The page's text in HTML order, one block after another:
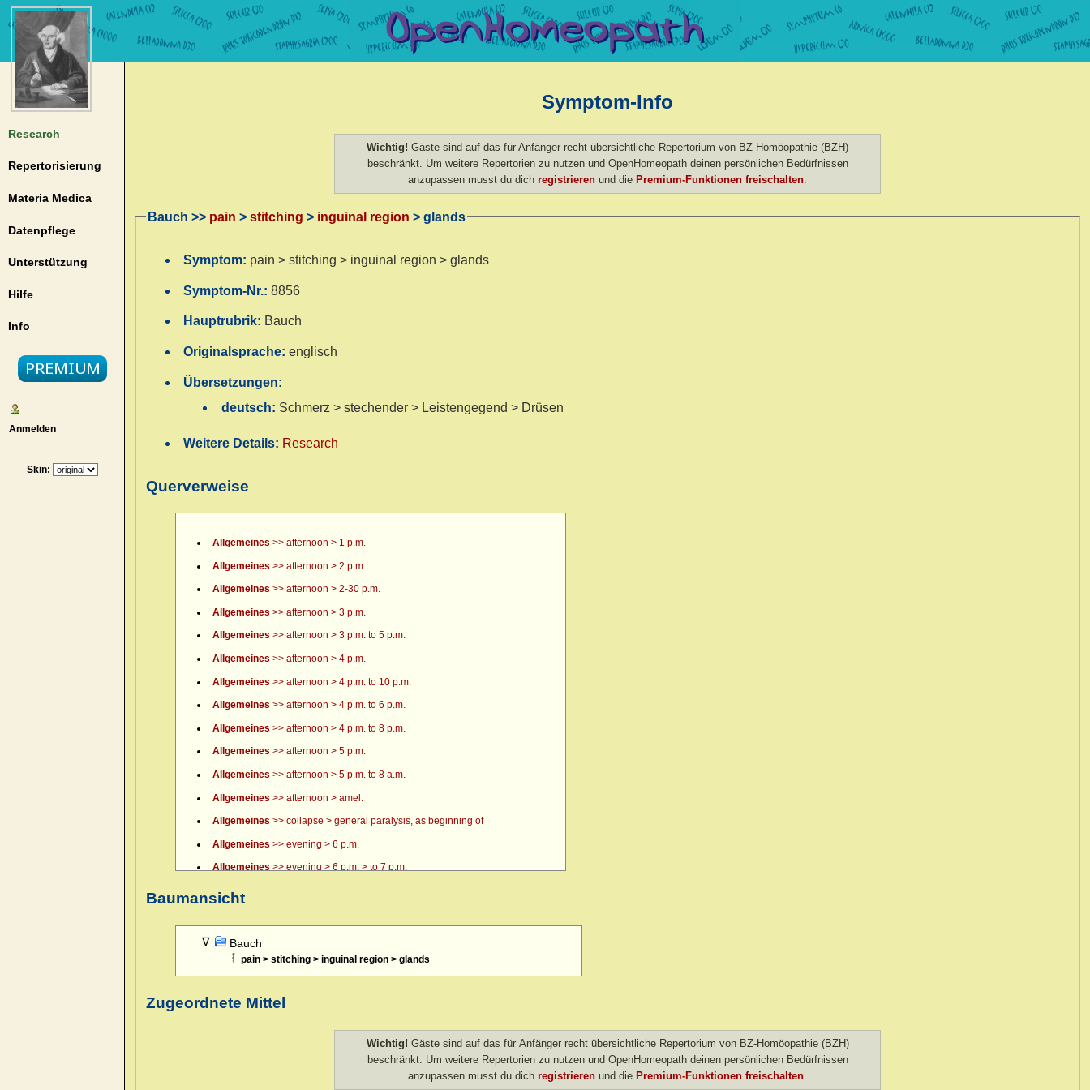
Research
Repertorisierung
Materia Medica
Datenpflege
Unterstützung
Hilfe
Info
Anmelden
Skin:
Symptom-Info
Wichtig! Gäste sind auf das für Anfänger recht übersichtliche Repertorium von BZ-Homöopathie (BZH)
beschränkt. Um weitere Repertorien zu nutzen und OpenHomeopath deinen persönlichen Bedürfnissen
anzupassen musst du dich registrieren und die Premium-Funktionen freischalten
Bauch >> pain > stitching > inguinal region > glands
Symptom: pain > stitching > inguinal region > glands
Symptom-Nr.:8856
Hauptrubrik: Bauch
Originalsprache:englisch
Übersetzungen:
deutsch: Schmerz > stechender > Leistengegend > Drüsen
Weitere Details: Research
Querverweise
Allgemeines >> afternoon > 1 p.m.
Allgemeines >> afternoon > 2 p.m.
Allgemeines >> afternoon > 2-30 p.m.
Allgemeines >> afternoon > 3 p.m.
Allgemeines >> afternoon > 3 p.m. to 5 p.m.
Allgemeines >> afternoon > 4 p.m.
Allgemeines >> afternoon > 4 p.m. to 10 p.m.
Allgemeines >> afternoon > 4 p.m. to 6 p.m.
Allgemeines >> afternoon > 4 p.m. to 8 p.m.
Allgemeines >> afternoon > 5 p.m.
Allgemeines >> afternoon > 5 p.m. to 8 a.m.
Allgemeines >> afternoon > amel.
Allgemeines >> collapse > general paralysis, as beginning of
Allgemeines >> evening > 6 p.m.
Allgemeines >> evening > 6 p.m. > to 7 p.m.
Allgemeines
Allgemeines
Allgemeines >> evening > amel.
Allgemeines>> evening > eating > after
>> evening > eating > amel.
>> evening > every other evening
>> evening > lying down after agg.
Baumansicht
Bauch
pain > stitching > inguinal region > glands
Zugeordnete Mittel
Wichtig! Gäste sind auf das für Anfänger recht übersichtliche Repertorium von BZ-Homöopathie (BZH)
beschränkt. Um weitere Repertorien zu nutzen und OpenHomeopath deinen persönlichen Bedürfnissen
anzupassen musst du dich registrieren und die Premium-Funktionen freischalten